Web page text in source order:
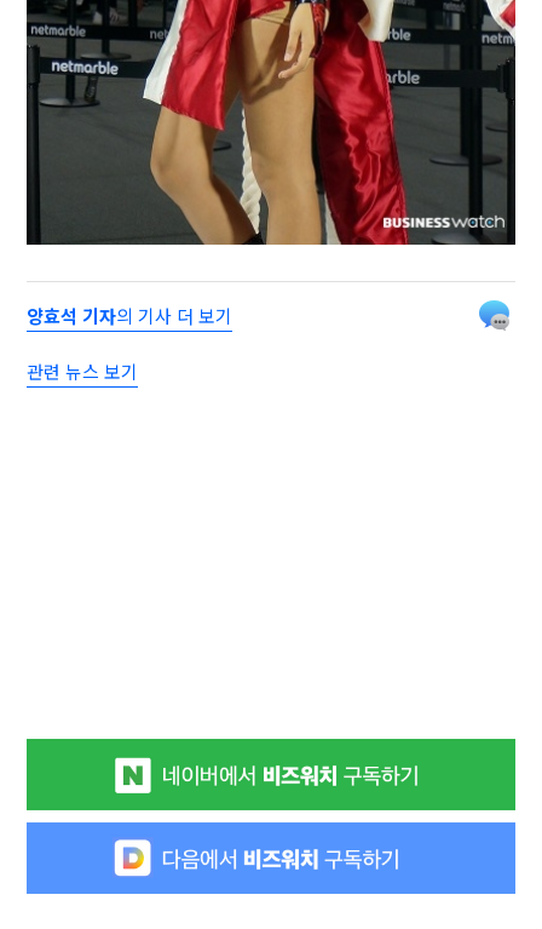
양효석 기자의 기사 더 보기
관련 뉴스 보기